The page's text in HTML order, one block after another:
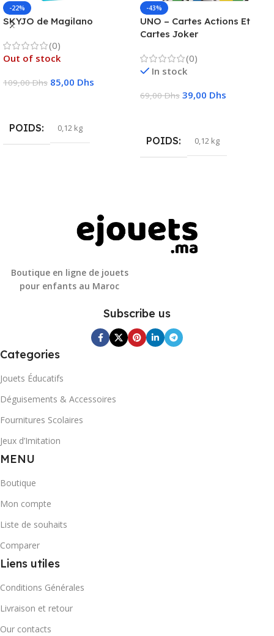
-22%
SKYJO de Magilano
(0)
Out of stock
109,00Dhs 85,00 Dhs
POIDS 0,12 kg
-43%
UNO – Cartes Actions Et
Cartes Joker
(0)
In stock
69,00Dhs 39,00 Dhs
POIDS 0,12 kg
Boutique en ligne de jouets
pour enfants au Maroc
Subscribe us
Categories
Jouets Éducatifs
Déguisements & Accessoires
Fournitures Scolaires
Jeux d’Imitation
MENU
Boutique
Mon compte
Liste de souhaits
Comparer
Liens utiles
Conditions Générales
Livraison et retour
Our contacts